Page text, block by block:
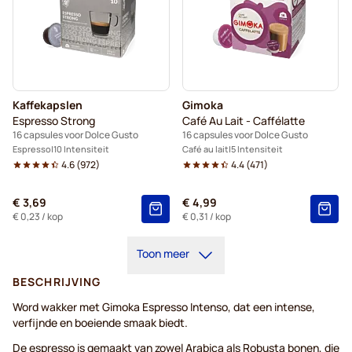
Kaffekapslen
Espresso Strong
16 capsules voor Dolce Gusto
Espresso 10 Intensiteit
4.6(972)
€ 3,69
€ 0,23 / kop
Gimoka
Café Au Lait - Caffélatte
16 capsules voor Dolce Gusto
Café au lait 5 Intensiteit
4.4(471)
€ 4,99
€ 0,31 / kop
Toon meer
BESCHRIJVING
Word wakker met Gimoka Espresso Intenso, dat een intense,
verfijnde en boeiende smaak biedt.
De espresso is gemaakt van zowel Arabica als Robusta bonen, die